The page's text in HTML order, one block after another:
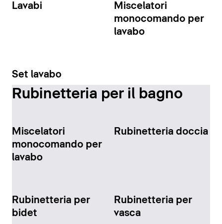
Lavabi
Miscelatori
monocomando per
lavabo
Set lavabo
Rubinetteria per il bagno
Miscelatori
monocomando per
lavabo
Rubinetteria doccia
Rubinetteria per
bidet
Rubinetteria per
vasca